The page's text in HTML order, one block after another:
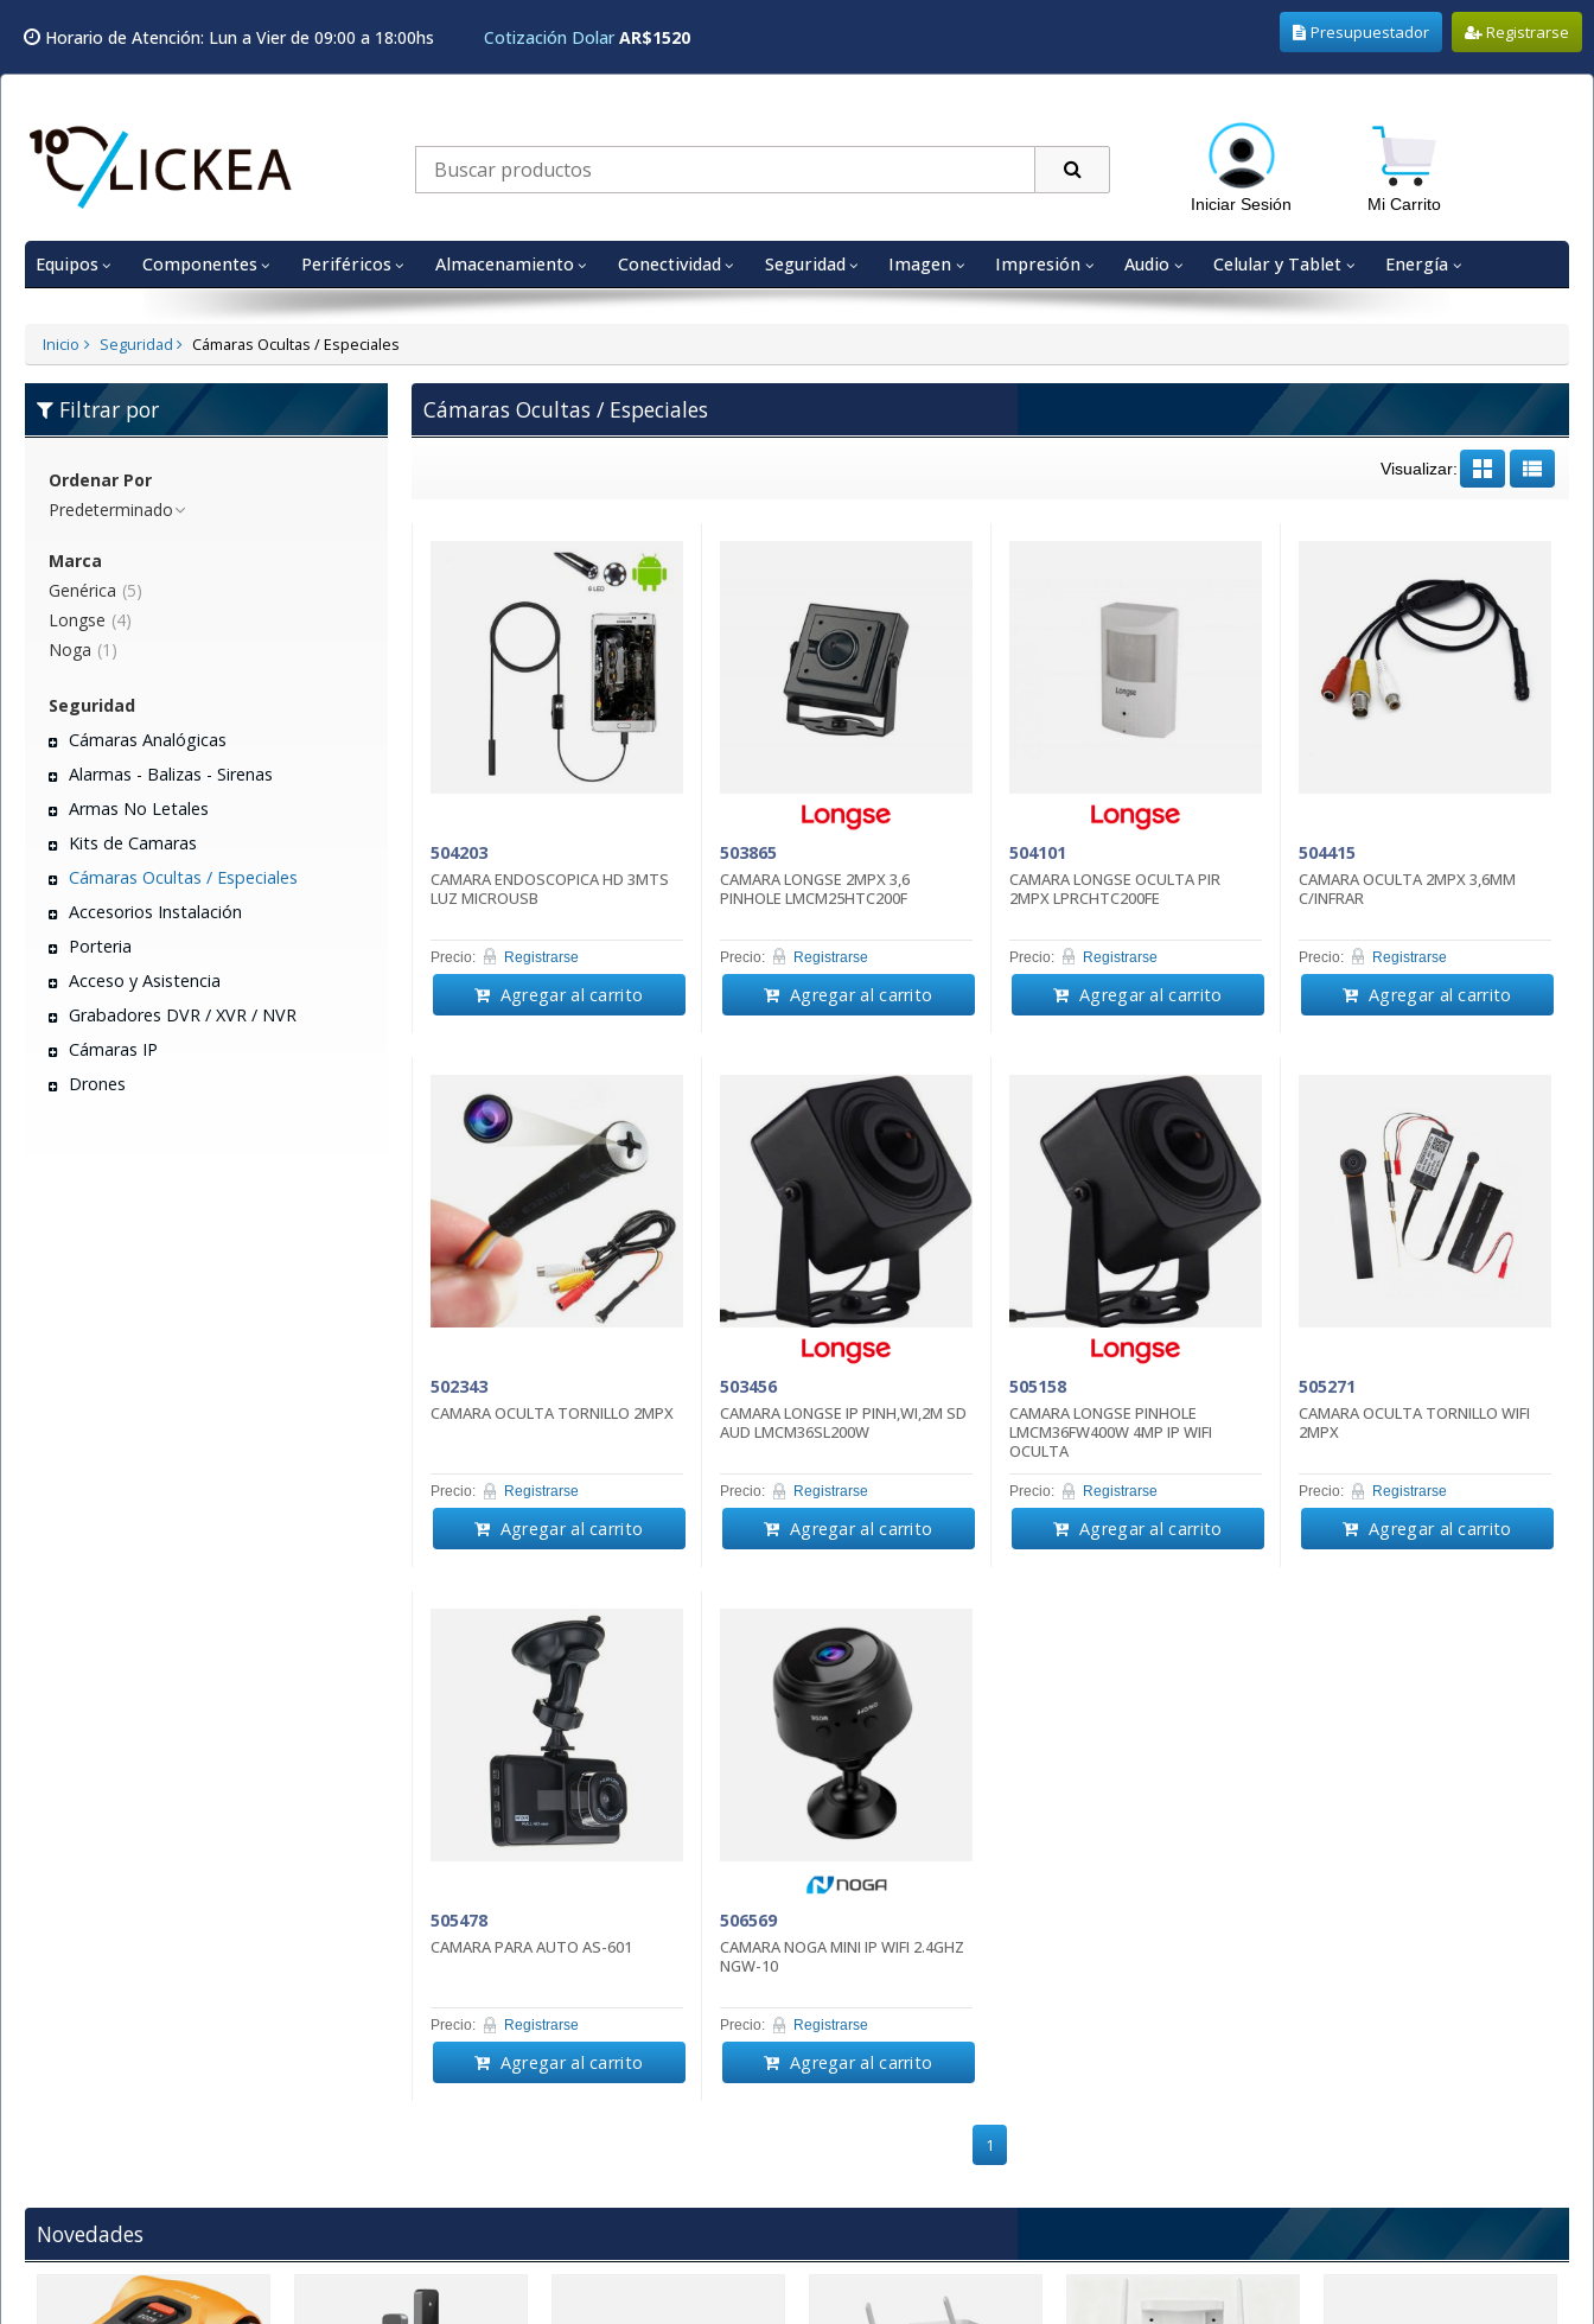
Horario de Atención: Lun a Vier de 09:00 a 18:00hs Cotización DolarAR$1520 Presupuestador Registrarse
Iniciar Sesión Mi Carrito
Equipos Componentes Periféricos Almacenamiento Conectividad Seguridad Imagen Impresión Audio Celular y Tablet Energía
Inicio Seguridad Cámaras Ocultas / Especiales
Filtrar por
Ordenar Por
Predeterminado
Marca
Genérica (5)
Longse (4)
Noga (1)
Seguridad
Cámaras Analógicas
Alarmas - Balizas - Sirenas
Armas No Letales
Kits de Camaras
Cámaras Ocultas / Especiales
Accesorios Instalación
Porteria
Acceso y Asistencia
Grabadores DVR / XVR / NVR
Cámaras IP
Drones
Cámaras Ocultas / Especiales
Visualizar:
504203
CAMARA ENDOSCOPICA HD 3MTS
LUZ MICROUSB
Precio: Registrarse
Agregar al carrito
503865
CAMARA LONGSE 2MPX 3,6
PINHOLE LMCM25HTC200F
Precio: Registrarse
Agregar al carrito
504101
CAMARA LONGSE OCULTA PIR
2MPX LPRCHTC200FE
Precio: Registrarse
Agregar al carrito
504415
CAMARA OCULTA 2MPX 3,6MM
C/INFRAR
Precio: Registrarse
Agregar al carrito
502343
CAMARA OCULTA TORNILLO 2MPX
Precio: Registrarse
Agregar al carrito
503456
CAMARA LONGSE IP PINH,WI,2M SD
AUD LMCM36SL200W
Precio: Registrarse
Agregar al carrito
505158
CAMARA LONGSE PINHOLE
LMCM36FW400W 4MP IP WIFI
OCULTA
Precio: Registrarse
Agregar al carrito
505271
CAMARA OCULTA TORNILLO WIFI
2MPX
Precio: Registrarse
Agregar al carrito
505478
CAMARA PARA AUTO AS-601
Precio: Registrarse
Agregar al carrito
506569
CAMARA NOGA MINI IP WIFI 2.4GHZ
NGW-10
Precio: Registrarse
Agregar al carrito
1
Novedades